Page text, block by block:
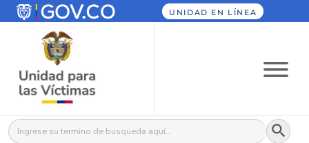
UNIDAD EN LÍNEA
Buscar: Botón